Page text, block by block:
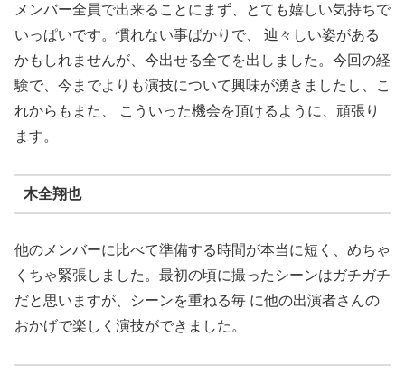
メンバー全員で出来ることにまず、とても嬉しい気持ちで
いっぱいです。慣れない事ばかりで、 辿々しい姿がある
かもしれませんが、今出せる全てを出しました。今回の経
験で、今までよりも演技について興味が湧きましたし、こ
れからもまた、 こういった機会を頂けるように、頑張り
ます。
木全翔也
他のメンバーに比べて準備する時間が本当に短く、めちゃ
くちゃ緊張しました。最初の頃に撮ったシーンはガチガチ
だと思いますが、シーンを重ねる毎 に他の出演者さんの
おかげで楽しく演技ができました。